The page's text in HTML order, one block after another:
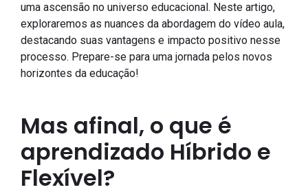
uma ascensão no universo educacional. Neste artigo,
exploraremos as nuances da abordagem do vídeo aula,
destacando suas vantagens e impacto positivo nesse
processo. Prepare-se para uma jornada pelos novos
horizontes da educação!
Mas afinal, o que é
aprendizado Híbrido e
Flexível?